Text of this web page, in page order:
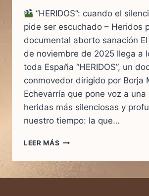
“HERIDOS”: cuando el
pide ser escuchado – Heridos
documental aborto sanación
de noviembre de 2025 llega a
toda España “HERIDOS”, un
conmovedor dirigido por Borja
Echevarría que pone voz a una
heridas más silenciosas y
nuestro tiempo: la que…
LEER MÁS “HERIDOS”:
EL
SILENCIO